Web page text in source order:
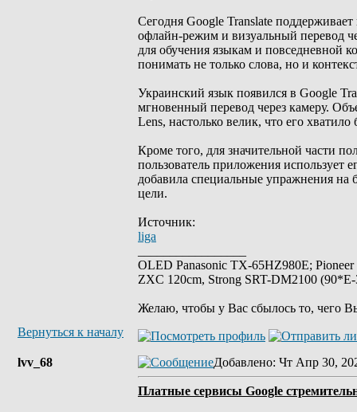
Сегодня Google Translate
офлайн-режим и визуальный перевод
для обучения языкам и повседневной
понимать не только слова, но и
Украинский язык появился в Google
мгновенный перевод через камеру.
Lens, настолько велик, что его
Кроме того, для значительной части
пользователь приложения использует
добавила специальные упражнения на
цели.
Источник:
liga
OLED Panasonic TX-65HZ980E;
ZXC 120cm, Strong SRT-DM2100
Желаю, чтобы у Вас сбылось то, чего
Вернуться к началу
lvv_68 Добавлено: Чт Апр 30,
Платные сервисы Google